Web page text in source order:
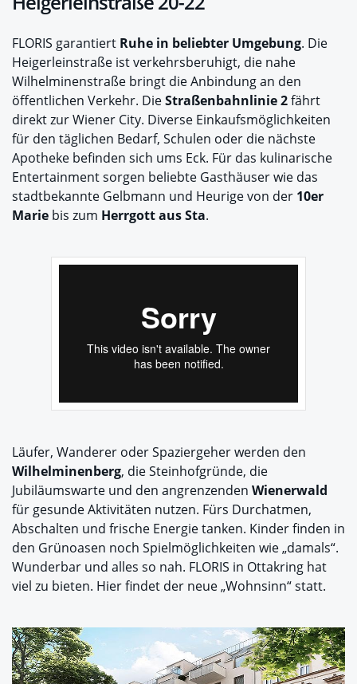
FLORIS garantiert Ruhe in beliebter Umgebung. Die
Heigerleinstraße ist verkehrsberuhigt, die nahe
Wilhelminenstraße bringt die Anbindung an den
öffentlichen Verkehr. DieStraßenbahnlinie 2fährt
direkt zur Wiener City. Diverse Einkaufsmöglichkeiten
für den täglichen Bedarf, Schulen oder die nächste
Apotheke befinden sich ums Eck. Für das kulinarische
Entertainment sorgen beliebte Gasthäuser wie das
stadtbekannte Gelbmann und Heurige von der 10er
Marie bis zum Herrgott aus Sta.
Läufer, Wanderer oder Spaziergeher werden den
Wilhelminenberg, die Steinhofgründe, die
Jubiläumswarte und den angrenzenden Wienerwald
für gesunde Aktivitäten nutzen. Fürs Durchatmen,
Abschalten und frische Energie tanken. Kinder finden in
den Grünoasen noch Spielmöglichkeiten wie „damals“.
Wunderbar und alles so nah. FLORIS in Ottakring hat
viel zu bieten. Hier findet der neue „Wohnsinn“ statt.